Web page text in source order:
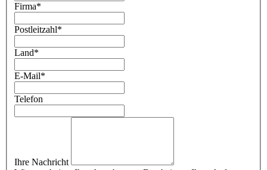
Firma*
Postleitzahl*
Land*
E-Mail*
Telefon
Ihre Nachricht